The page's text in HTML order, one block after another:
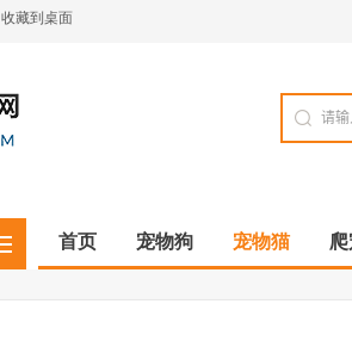
收藏到桌面
首页 宠物狗 宠物猫